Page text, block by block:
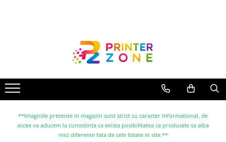
Imprimante cu jet
Multifunctionale laser
Multifunctionale cu jet
Imprimante etichete
**Imaginile prezente in magazin sunt strict cu caracter informational, de
accea va aducem la cunostinta ca exista posibilitatea ca produsele sa aiba
mici diferente fata de cele listate in site.**